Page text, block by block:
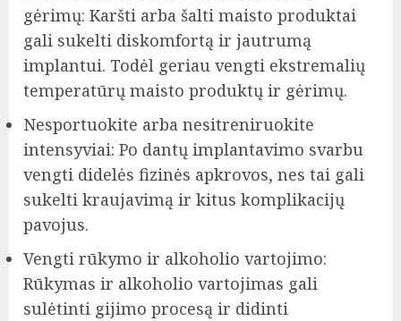
gėrimų: Karšti arba šalti maisto produktai
gali sukelti diskomfortą ir jautrumą
implantui. Todėl geriau vengti ekstremalių
temperatūrų maisto produktų ir gėrimų.
Nesportuokite arba nesitreniruokite
intensyviai: Po dantų implantavimo svarbu
vengti didelės fizinės apkrovos, nes tai gali
sukelti kraujavimą ir kitus komplikacijų
pavojus.
Vengti rūkymo ir alkoholio vartojimo:
Rūkymas ir alkoholio vartojimas gali
sulėtinti gijimo procesą ir didinti